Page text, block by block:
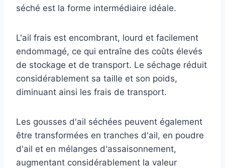
séché est la forme intermédiaire idéale.
L'ail frais est encombrant, lourd et facilement
endommagé, ce qui entraîne des coûts élevés
de stockage et de transport. Le séchage réduit
considérablement sa taille et son poids,
diminuant ainsi les frais de transport.
Les gousses d'ail séchées peuvent également
être transformées en tranches d'ail, en poudre
d'ail et en mélanges d'assaisonnement,
augmentant considérablement la valeur